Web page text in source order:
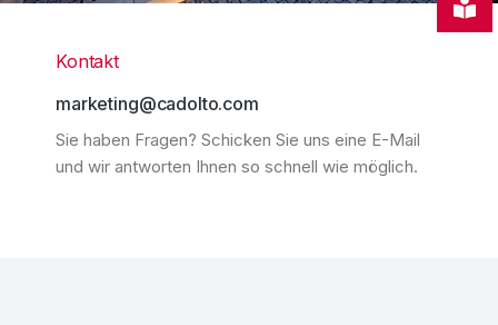
Kontakt
marketing@cadolto.com
Sie haben Fragen? Schicken Sie uns eine E-Mail
und wir antworten Ihnen so schnell wie möglich.